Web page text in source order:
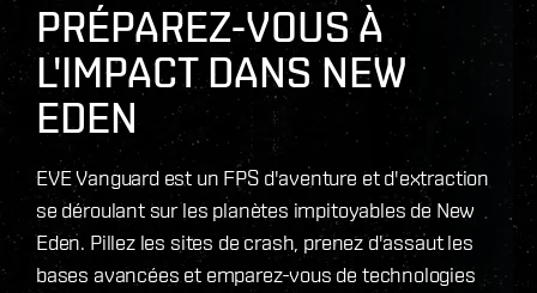
PRÉPAREZ-VOUS À
L'IMPACT DANS NEW
EDEN
EVE Vanguard est un FPS d'aventure et d'extraction
se déroulant sur les planètes impitoyables de New
Eden. Pillez les sites de crash, prenez d'assaut les
bases avancées et emparez-vous de technologies